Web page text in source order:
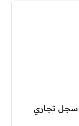
سجل تجاري